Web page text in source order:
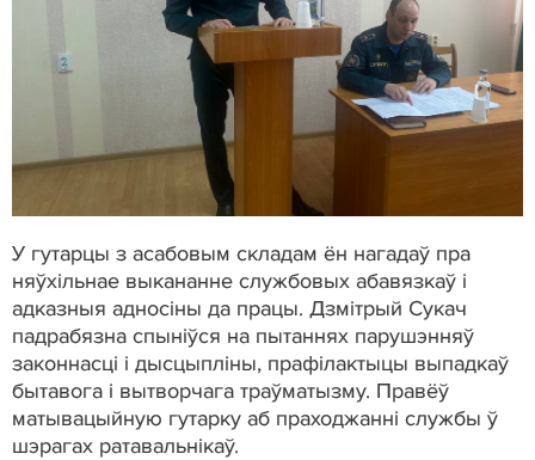
У гутарцы з асабовым складам ён нагадаў пра
няўхільнае выкананне службовых абавязкаў і
адказныя адносіны да працы. Дзмітрый Сукач
падрабязна спыніўся на пытаннях парушэнняў
законнасці і дысцыпліны, прафілактыцы выпадкаў
бытавога і вытворчага траўматызму. Правёў
матывацыйную гутарку аб праходжанні службы ў
шэрагах ратавальнікаў.